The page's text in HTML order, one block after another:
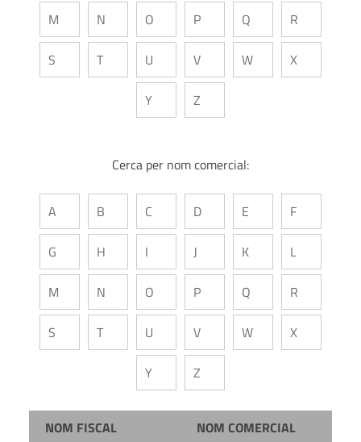
M N O P Q R
S T U V W X
Y Z
Cerca per nom comercial:
A B C D E F
G H I J K L
M N O P Q R
S T U V W X
Y Z
NOM FISCAL NOM COMERCIAL